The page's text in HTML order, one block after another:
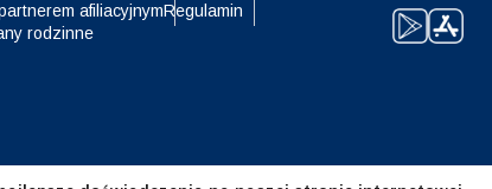
afiliacyjnymRegulamin
rodzinne
GBP - Funt Szterling